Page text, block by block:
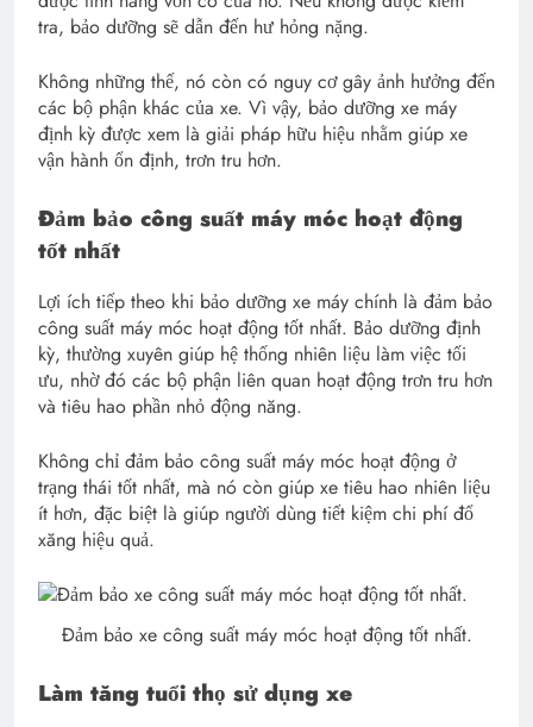
tra, bảo dưỡng sẽ dẫn đến hư hỏng nặng.
Không những thế, nó còn có nguy cơ gây ảnh hưởng đến
các bộ phận khác của xe. Vì vậy, bảo dưỡng xe máy
định kỳ được xem là giải pháp hữu hiệu nhằm giúp xe
vận hành ổn định, trơn tru hơn.
Đảm bảo công suất máy móc hoạt động
tốt nhất
Lợi ích tiếp theo khi bảo dưỡng xe máy chính là đảm bảo
công suất máy móc hoạt động tốt nhất. Bảo dưỡng định
kỳ, thường xuyên giúp hệ thống nhiên liệu làm việc tối
ưu, nhờ đó các bộ phận liên quan hoạt động trơn tru hơn
và tiêu hao phần nhỏ động năng.
Không chỉ đảm bảo công suất máy móc hoạt động ở
trạng thái tốt nhất, mà nó còn giúp xe tiêu hao nhiên liệu
ít hơn, đặc biệt là giúp người dùng tiết kiệm chi phí đổ
xăng hiệu quả.
Đảm bảo xe công suất máy móc hoạt động tốt nhất.
Làm tăng tuổi thọ sử dụng xe